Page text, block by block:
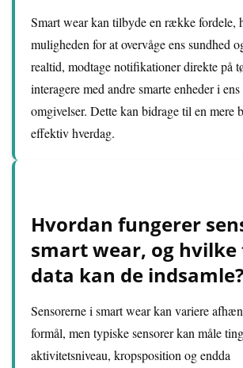
Smart wear kan tilbyde en række fordele,
muligheden for at overvåge ens sundhed
realtid, modtage notifikationer direkte på
interagere med andre smarte enheder i
omgivelser. Dette kan bidrage til en mere
effektiv hverdag.
Hvordan fungerer
smart wear, og
data kan de indsamle?
Sensorerne i smart wear kan variere
formål, men typiske sensorer kan måle
aktivitetsniveau, kropsposition og endda